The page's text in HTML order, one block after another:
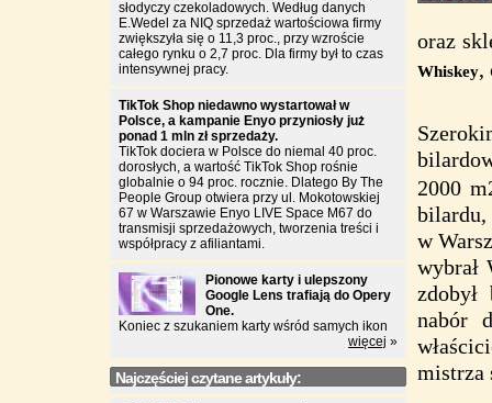
oraz
Whiskey,
2000
bilardu,
w
wybrał
nabór
mistrza
słodyczy czekoladowych. Według danych
E.Wedel za NIQ sprzedaż wartościowa firmy
zwiększyła się o 11,3 proc., przy wzroście
całego rynku o 2,7 proc. Dla firmy był to czas
intensywnej pracy.
TikTok Shop niedawno wystartował w
Polsce, a kampanie Enyo przyniosły już
ponad 1 mln zł sprzedaży.
TikTok dociera w Polsce do niemal 40 proc.
dorosłych, a wartość TikTok Shop rośnie
globalnie o 94 proc. rocznie. Dlatego By The
People Group otwiera przy ul. Mokotowskiej
67 w Warszawie Enyo LIVE Space M67 do
transmisji sprzedażowych, tworzenia treści i
współpracy z afiliantami.
Pionowe karty i ulepszony
Google Lens trafiają do Opery
One.
Koniec z szukaniem karty wśród samych ikon
więcej »
Najczęściej czytane artykuły: